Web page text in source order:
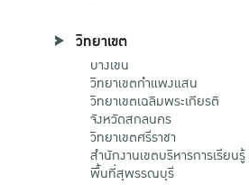
วิทยาเขต
บางเขน
วิทยาเขตกําแพงแสน
วิทยาเขตเฉลิมพระเกียรติ
จังหวัดสกลนคร
วิทยาเขตศรีราชา
สำนักงานเขตบริหารการเรียนรู้
พื้นที่สุพรรณบุรี